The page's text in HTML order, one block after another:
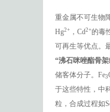
重金属不可生物
Hg2+ ，Cd2+的毒
可再生等优点。
“沸石咪唑酯骨
储客体分子。Fe3
于这些特性，中
粒，合成过程如